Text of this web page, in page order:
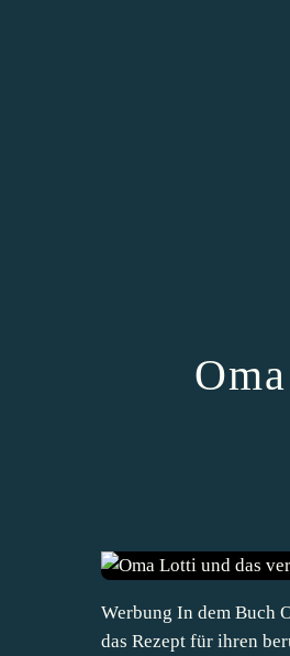
Werbung In dem Buch
das Rezept für ihren